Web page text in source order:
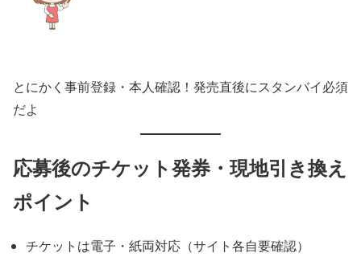
とにかく事前登録・本人確認！発売直後にスタンバイ必須
だよ
応募後のチケット発券・現地引き換え
ポイント
チケットは電子・紙両対応（サイト各自要確認）